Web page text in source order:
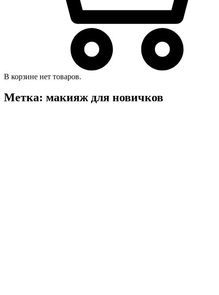
В корзине нет товаров.
Метка: макияж для новичков